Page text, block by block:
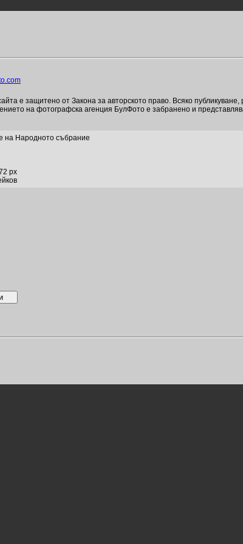
е защитено от Закона за авторското право. Всяко
на фотографска агенция БулФото е забранено и
на Народното събрание
px